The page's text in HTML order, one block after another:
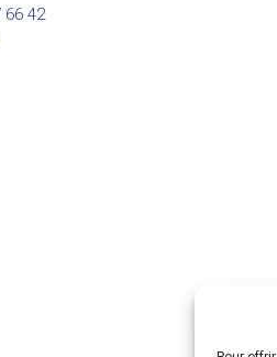
66 42